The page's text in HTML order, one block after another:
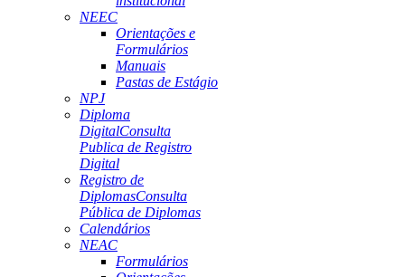
NEEC
Orientações e
Formulários
Manuais
Pastas de Estágio
NPJ
Diploma
DigitalConsulta
Publica de Registro
Digital
Registro de
DiplomasConsulta
Pública de Diplomas
Calendários
NEAC
Formulários